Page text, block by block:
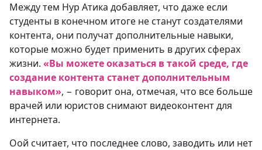
Между тем Нур Атика добавляет, что даже если
студенты в конечном итоге не станут создателями
контента, они получат дополнительные навыки,
которые можно будет применить в других сферах
жизни. «Вы можете оказаться в такой среде, где
создание контента станет дополнительным
навыком», − говорит она, отмечая, что все больше
врачей или юристов снимают видеоконтент для
интернета.
Оой считает, что последнее слово, заводить или нет